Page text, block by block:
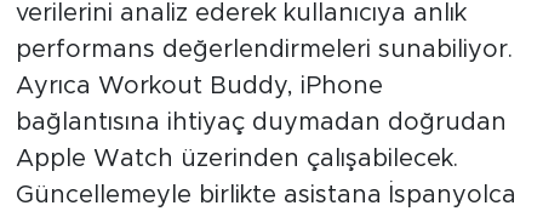
verilerini analiz ederek kullanıcıya anlık
performans değerlendirmeleri sunabiliyor.
Ayrıca Workout Buddy, iPhone
bağlantısına ihtiyaç duymadan doğrudan
Apple Watch üzerinden çalışabilecek.
Güncellemeyle birlikte asistana İspanyolca